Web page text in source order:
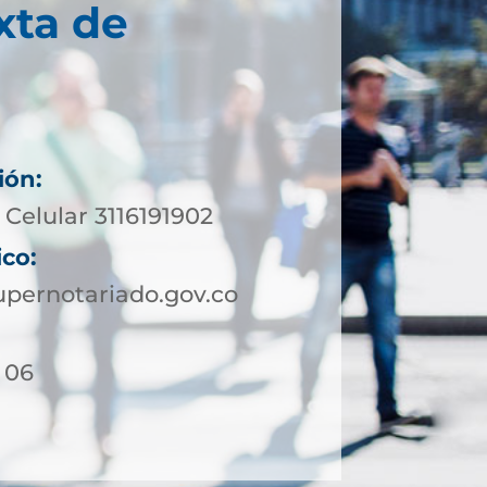
de
3116191902
06